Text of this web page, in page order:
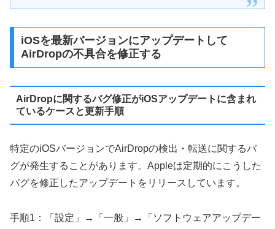
iOSを最新バージョンにアップデートして
AirDropの不具合を修正する
AirDropに関するバグ修正がiOSアップデートに含まれ
ているケースと更新手順
特定のiOSバージョンでAirDropの検出・転送に関するバ
グが発生することがあります。Appleは定期的にこうした
バグを修正したアップデートをリリースしています。
手順1：「設定」→「一般」→「ソフトウェアアップデー